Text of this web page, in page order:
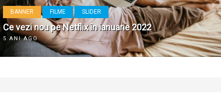
BANNER FILME SLIDER
Ce vezi nou pe Netflix în ianuarie 2022
5 ANI AGO